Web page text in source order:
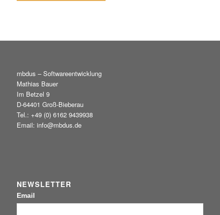
mbdus – Softwareentwicklung
Mathias Bauer
Im Betzel 9
D-64401 Groß-Bieberau
Tel.: +49 (0) 6162 9439938
Email: info@mbdus.de
NEWSLETTER
Email